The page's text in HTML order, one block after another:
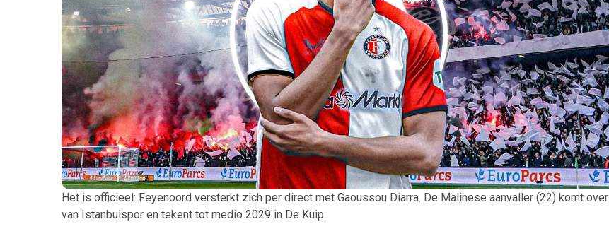
Het is officieel: Feyenoord versterkt zich per direct met Gaoussou Diarra. De Malinese aanvaller (22) komt over
van Istanbulspor en tekent tot medio 2029 in De Kuip.